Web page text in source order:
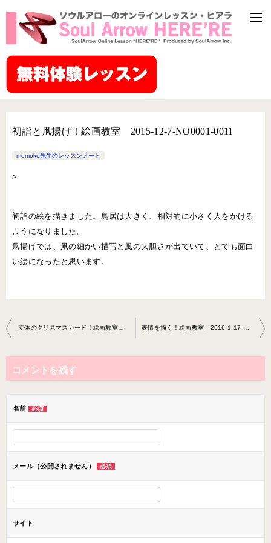
初詣と凧揚げ！絵画教室 2015-12-7-NO0001-0011
momoko先生のレッスンノート
>
初詣の絵を描きました。鳥居は大きく、相対的に小さく人をかける
ようになりました。
凧揚げでは、凧の細かい描写と風の大胆さが出ていて、とても面白
い絵になったと思います。
投
稿
ナ
ビ
ョ
ン
立体のクリスマスカード！絵画教室 2015-12-14-NO0001-0011 表情を描く！絵画教室 2016-1-17-NO0001-0011
コメントを残す
名前 必須
メール（公開されません） 必須
サイト